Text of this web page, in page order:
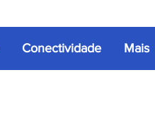
Conectividade Mais